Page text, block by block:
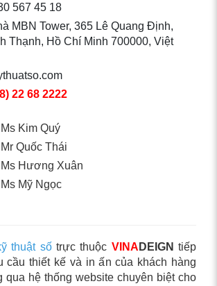
567 45 18
MBN Tower, 365 Lê Quang Định,
Thạnh, Hồ Chí Minh 700000, Việt
22 68 2222
Ms Kim Quý
Mr Quốc Thái
Ms Hương Xuân
Ms Mỹ Ngọc
thuật sốtrực thuộc VINA DEIGN tiếp
cầu thiết kế và in ấn của khách hàng
qua hệ thống website chuyên biệt cho